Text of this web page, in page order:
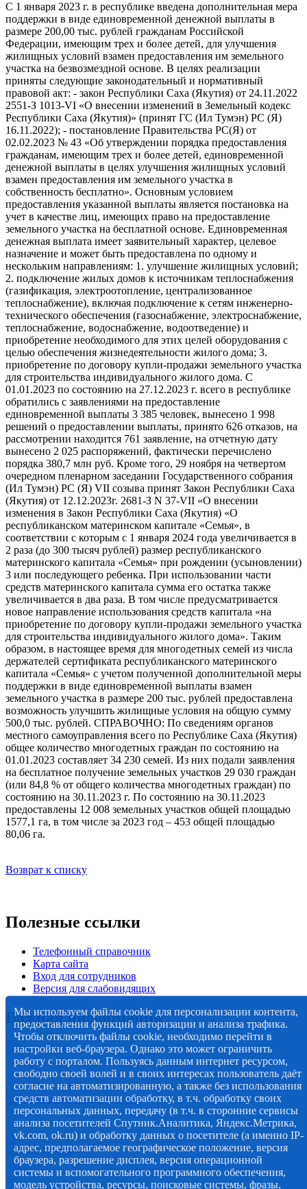
С 1 января 2023 г. в республике введена дополнительная мера
поддержки в виде единовременной денежной выплаты в
размере 200,00 тыс. рублей гражданам Российской
Федерации, имеющим трех и более детей, для улучшения
жилищных условий взамен предоставления им земельного
участка на безвозмездной основе. В целях реализации
приняты следующие законодательный и нормативный
правовой акт: - закон Республики Саха (Якутия) от 24.11.2022
2551-З 1013-VI «О внесении изменений в Земельный кодекс
Республики Саха (Якутия)» (принят ГС (Ил Тумэн) РС (Я)
16.11.2022); - постановление Правительства РС(Я) от
02.02.2023 № 43 «Об утверждении порядка предоставления
гражданам, имеющим трех и более детей, единовременной
денежной выплаты в целях улучшения жилищных условий
взамен предоставления им земельного участка в
собственность бесплатно». Основным условием
предоставления указанной выплаты является постановка на
учет в качестве лиц, имеющих право на предоставление
земельного участка на бесплатной основе. Единовременная
денежная выплата имеет заявительный характер, целевое
назначение и может быть предоставлена по одному и
нескольким направлениям: 1. улучшение жилищных условий;
2. подключение жилых домов к источникам теплоснабжения
(газификация, электроотопление, централизованное
теплоснабжение), включая подключение к сетям инженерно-
технического обеспечения (газоснабжение, электроснабжение,
теплоснабжение, водоснабжение, водоотведение) и
приобретение необходимого для этих целей оборудования с
целью обеспечения жизнедеятельности жилого дома; 3.
приобретение по договору купли-продажи земельного участка
для строительства индивидуального жилого дома. С
01.01.2023 по состоянию на 27.12.2023 г. всего в республике
обратились с заявлениями на предоставление
единовременной выплаты 3 385 человек, вынесено 1 998
решений о предоставлении выплаты, принято 626 отказов, на
рассмотрении находится 761 заявление, на отчетную дату
вынесено 2 025 распоряжений, фактически перечислено
порядка 380,7 млн руб. Кроме того, 29 ноября на четвертом
очередном пленарном заседании Государственного собрания
(Ил Тумэн) РС (Я) VII созыва принят Закон Республики Саха
(Якутия) от 12.12.2023г. 2681-З N 37-VII «О внесении
изменения в Закон Республики Саха (Якутия) «О
республиканском материнском капитале «Семья», в
соответствии с которым с 1 января 2024 года увеличивается в
2 раза (до 300 тысяч рублей) размер республиканского
материнского капитала «Семья» при рождении (усыновлении)
3 или последующего ребенка. При использовании части
средств материнского капитала сумма его остатка также
увеличивается в два раза. В том числе предусматривается
новое направление использования средств капитала «на
приобретение по договору купли-продажи земельного участка
для строительства индивидуального жилого дома». Таким
образом, в настоящее время для многодетных семей из числа
держателей сертификата республиканского материнского
капитала «Семья» с учетом полученной дополнительной меры
поддержки в виде единовременной выплаты взамен
земельного участка в размере 200 тыс. рублей предоставлена
возможность улучшить жилищные условия на общую сумму
500,0 тыс. рублей. СПРАВОЧНО: По сведениям органов
местного самоуправления всего по Республике Саха (Якутия)
общее количество многодетных граждан по состоянию на
01.01.2023 составляет 34 230 семей. Из них подали заявления
на бесплатное получение земельных участков 29 030 граждан
(или 84,8 % от общего количества многодетных граждан) по
состоянию на 30.11.2023 г. По состоянию на 30.11.2023
предоставлены 12 008 земельных участков общей площадью
1577,1 га, в том числе за 2023 год – 453 общей площадью
80,06 га.
Возврат к списку
Полезные ссылки
Телефонный справочник
Карта сайта
Вход для сотрудников
Версия для слабовидящих
Важная информация
Мы используем файлы cookie для персонализации контента,
предоставления функций авторизации и анализа трафика.
Чтобы отключить файлы cookie, необходимо перейти в
настройки веб-браузера. Однако это может ограничить
работу с порталом. Пользуясь данным интернет ресурсом,
свободно своей волей и в своих интересах пользователь даёт
согласие на автоматизированную, а также без использования
средств автоматизации обработку, в т.ч. обработку своих
персональных данных, передачу (в т.ч. в сторонние сервисы
анализа посетителей Спутник.Аналитика, Яндекс.Метрика,
vk.com, ok.ru) и обработку данных о посетителе (а именно IP-
адрес, предполагаемое географическое положение, версия
браузера, разрешение дисплея, версия операционной
системы и вспомогательного программного обеспечения,
модель устройства, ресурсы, поисковые системы, фразы,